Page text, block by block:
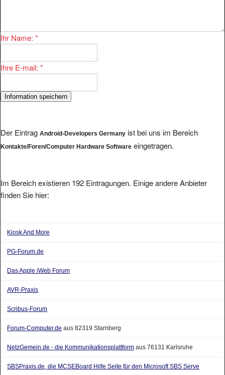
Ihr Name: *
Ihre E-mail: *
Der Eintrag Android-Developers Germany ist bei uns im Bereich
Kontakte/Foren/Computer Hardware Software eingetragen.
Im Bereich existieren 192 Eintragungen. Einige andere Anbieter
finden Sie hier:
Kiosk And More
PG-Forum.de
Das Apple iWeb Forum
AVR-Praxis
Scribus-Forum
Forum-Computer.de aus 82319 Starnberg
NetzGemein.de - die Kommunikationsplattform aus 76131 Karlsruhe
SBSPraxis.de, die MCSEBoard Hilfe Seite für den Microsoft SBS Serve